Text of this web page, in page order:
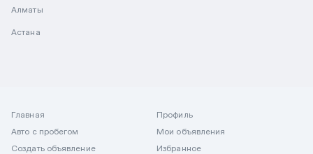
Алматы
Астана
Главная
Авто с пробегом
Создать объявление
Профиль
Мои объявления
Избранное